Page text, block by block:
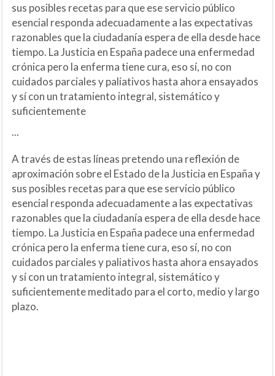
sus posibles recetas para que ese servicio público
esencial responda adecuadamente a las expectativas
razonables que la ciudadanía espera de ella desde hace
tiempo. La Justicia en España padece una enfermedad
crónica pero la enferma tiene cura, eso sí, no con
cuidados parciales y paliativos hasta ahora ensayados
y sí con un tratamiento integral, sistemático y
suficientemente
...
A través de estas líneas pretendo una reflexión de
aproximación sobre el Estado de la Justicia en España y
sus posibles recetas para que ese servicio público
esencial responda adecuadamente a las expectativas
razonables que la ciudadanía espera de ella desde hace
tiempo. La Justicia en España padece una enfermedad
crónica pero la enferma tiene cura, eso sí, no con
cuidados parciales y paliativos hasta ahora ensayados
y sí con un tratamiento integral, sistemático y
suficientemente meditado para el corto, medio y largo
plazo.